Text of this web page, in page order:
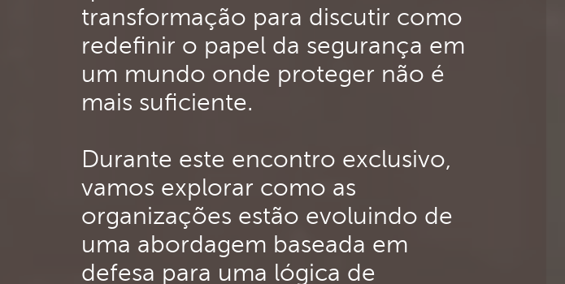
transformação para discutir como
redefinir o papel da segurança em
um mundo onde proteger não é
mais suficiente.
Durante este encontro exclusivo,
vamos explorar como as
organizações estão evoluindo de
uma abordagem baseada em
defesa para uma lógica de